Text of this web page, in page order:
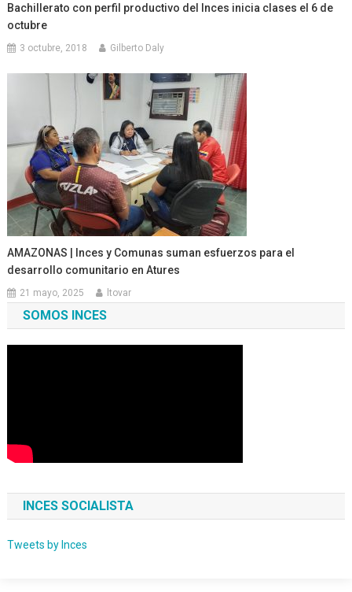
Bachillerato con perfil productivo del Inces inicia clases el 6 de
octubre
3 octubre, 2018 Gilberto Daly
AMAZONAS | Inces y Comunas suman esfuerzos para el
desarrollo comunitario en Atures
21 mayo, 2025 ltovar
SOMOS INCES
INCES SOCIALISTA
Tweets by Inces